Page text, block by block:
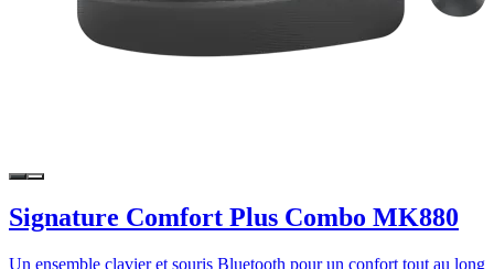
Signature Comfort Plus Combo MK880
Un ensemble clavier et souris Bluetooth pour un confort tout au long